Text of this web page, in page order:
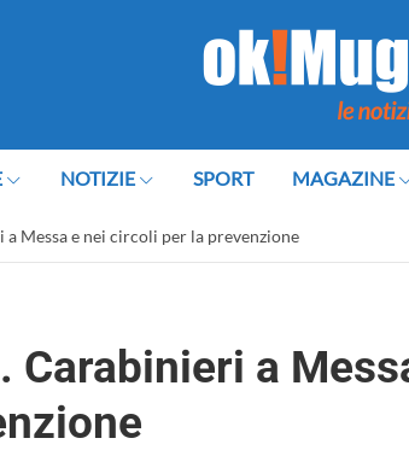
NOTIZIE SPORT MAGAZINE
Messa e nei circoli per la prevenzione
a